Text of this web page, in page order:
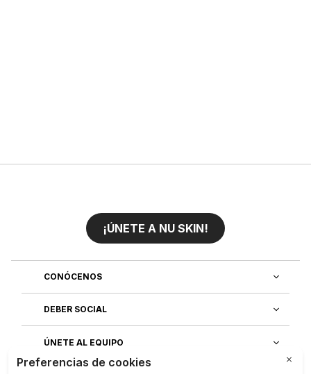
¡ÚNETE A NU SKIN!
CONÓCENOS
DEBER SOCIAL
ÚNETE AL EQUIPO